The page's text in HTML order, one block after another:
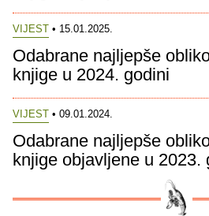
VIJEST • 15.01.2025.
Odabrane najljepše
knjige u 2024. godini
VIJEST • 09.01.2024.
Odabrane najljepše
knjige objavljene u 2023.